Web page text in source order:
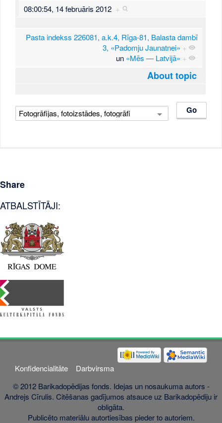
08:00:54, 14 februāris 2012 +
Pasta indekss 226081, a.k.4, Rīga-81, Balasta dambī
3, «Padomju Jaunatnei» +
un «Mēs — Latvijā» +
About topic
Share
ATBALSTĪTĀJI:
Konfidencialitāte
Darbvirsma
© 2012 Barikadopēdijas fonds. Idejas un nosaukuma autors -
Andrejs Cīrulis. Citēšanas gadījumos atsauce uz Barikadopēdiju ir
obligāta.
Publicēto materiālu autortiesības pieder to autoriem.